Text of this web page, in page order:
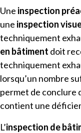
Une inspection
une inspection
techniquement
en bâtiment doit
techniquement
lorsqu’un nombre
permet de conclure
contient une
L’inspection de